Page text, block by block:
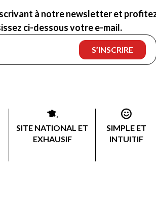
à notre newsletter et
ci-dessous votre e-mail.
SITE NATIONAL ET
EXHAUSIF
SIMPLE ET
INTUITIF